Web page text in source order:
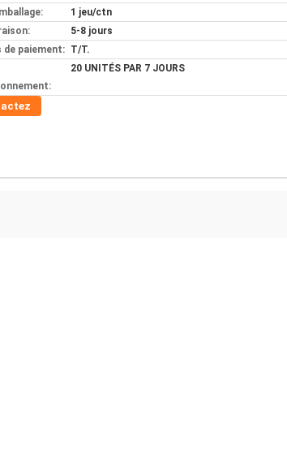
1 jeu/ctn
5-8 jours
de paiement: T/T.
20 UNITÉS PAR 7 JOURS